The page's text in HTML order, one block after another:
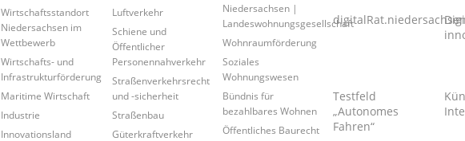
Wirtschaftsstandort
Niedersachsen im
Wettbewerb
Wirtschafts- und
Infrastrukturförderung
Maritime Wirtschaft
Industrie
Innovationsland
Luftverkehr
Schiene und
Öffentlicher
Personennahverkehr
Straßenverkehrsrecht
und -sicherheit
Straßenbau
Güterkraftverkehr
Niedersachsen |
Landeswohnungsgesellschaft
Wohnraumförderung
Soziales
Wohnungswesen
Bündnis für
bezahlbares Wohnen
Öffentliches Baurecht
Testfeld
„Autonomes
Fahren“